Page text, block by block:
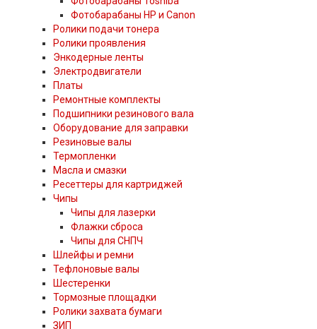
Фотобарабаны HP и Canon
Ролики подачи тонера
Ролики проявления
Энкодерные ленты
Электродвигатели
Платы
Ремонтные комплекты
Подшипники резинового вала
Оборудование для заправки
Резиновые валы
Термопленки
Масла и смазки
Ресеттеры для картриджей
Чипы
Чипы для лазерки
Флажки сброса
Чипы для СНПЧ
Шлейфы и ремни
Тефлоновые валы
Шестеренки
Тормозные площадки
Ролики захвата бумаги
ЗИП